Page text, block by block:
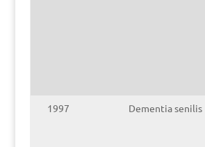
1997 Dementia senilis